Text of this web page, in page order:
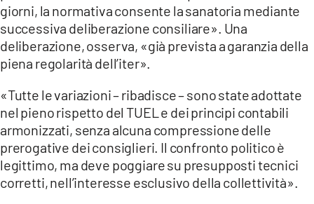
giorni, la normativa consente la sanatoria mediante
successiva deliberazione consiliare». Una
deliberazione, osserva, «già prevista a garanzia della
piena regolarità dell’iter».
«Tutte le variazioni – ribadisce – sono state adottate
nel pieno rispetto del TUEL e dei principi contabili
armonizzati, senza alcuna compressione delle
prerogative dei consiglieri. Il confronto politico è
legittimo, ma deve poggiare su presupposti tecnici
corretti, nell’interesse esclusivo della collettività».